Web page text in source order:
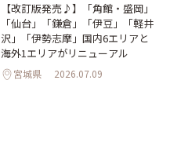
【改訂版発売♪】「角館・盛岡」
「仙台」「鎌倉」「伊豆」「軽井
沢」「伊勢志摩」国内6エリアと
海外1エリアがリニューアル
宮城県 2026.07.09